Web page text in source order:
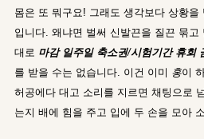
몸은 또 뭐구요! 그래도 생각보다 상황을
입니다. 왜냐면 벌써 신발끈을 질끈 묶
대로 마감 일주일 축소권/시험기간 휴회
를 받을 수는 없습니다. 이건 이미 홍이
허공에다 대고 소리를 지르면 채팅으로
는지 배에 힘을 주고 입에 두 손을 모아